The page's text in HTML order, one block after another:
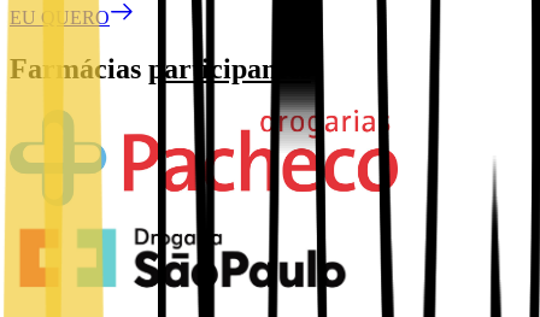
EU QUERO
Farmácias participantes